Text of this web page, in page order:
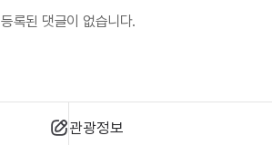
등록된 댓글이 없습니다.
관광정보